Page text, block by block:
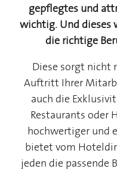
gepflegtes und
wichtig. Und dieses
die richtige
Diese sorgt nicht
Auftritt Ihrer
auch die
Restaurants oder
hochwertiger und
bietet vom
jeden die passende